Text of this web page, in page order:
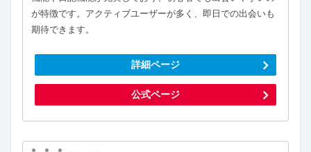
が特徴です。アクティブユーザーが多く、即日での出会いも
期待できます。
詳細ページ
公式ページ